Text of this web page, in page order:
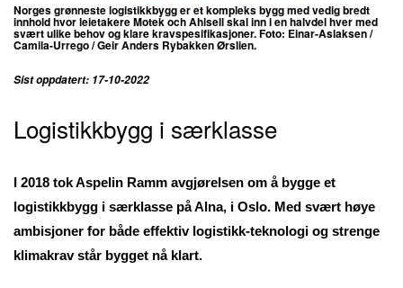
Norges grønneste logistikkbygg er et kompleks bygg med vedig bredt
innhold hvor leietakere Motek och Ahlsell skal inn i en halvdel hver med
svært ulike behov og klare kravspesifikasjoner.Foto: Einar-Aslaksen /
Camila-Urrego / Geir Anders Rybakken Ørslien.
Sist oppdatert: 17-10-2022
Logistikkbygg i særklasse
I 2018 tok Aspelin Ramm avgjørelsen om å bygge et
logistikkbygg i særklasse på Alna, i Oslo. Med svært høye
ambisjoner for både effektiv logistikk-teknologi og strenge
klimakrav står bygget nå klart.